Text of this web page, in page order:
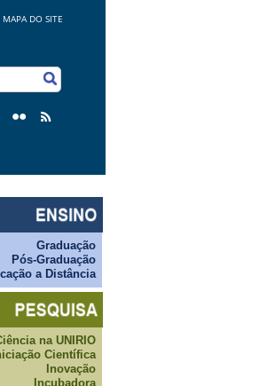
MAPA DO SITE
Graduação
Pós-Graduação
a Distância
na UNIRIO
Científica
Inovação
Incubadora